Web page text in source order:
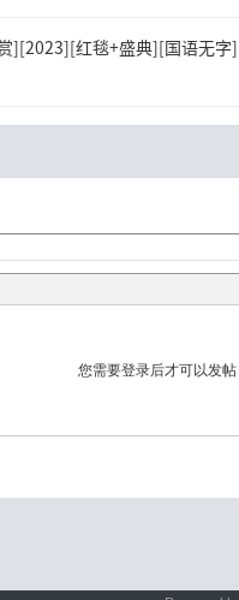
][2023][红毯+盛典][国语无
您需要登录后才可以发帖